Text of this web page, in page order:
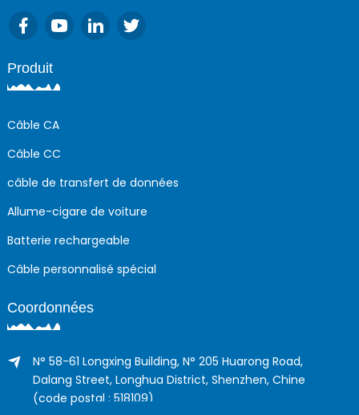
Produit
Câble CA
Câble CC
câble de transfert de données
Allume-cigare de voiture
Batterie rechargeable
Câble personnalisé spécial
Coordonnées
N° 58-61 Longxing Building, N° 205 Huarong Road,
Dalang Street, Longhua District, Shenzhen, Chine
(code postal : 518109)